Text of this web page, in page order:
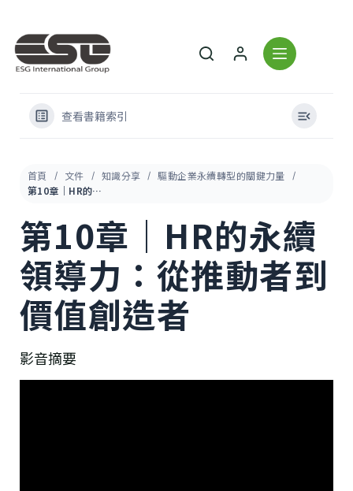
查看書籍索引
首頁 文件 知識分享
驅動企業永續轉型的關鍵力量
第10章｜HR的永續領導力：從推動者到價值創造者
第10章｜HR的永續
領導力：從推動者到
價值創造者
影音摘要